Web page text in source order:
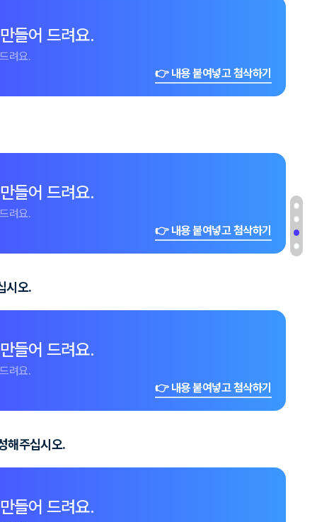
들어 드려요.
려요.
👉 내용 붙여넣고 첨삭하기
들어 드려요.
려요.
👉 내용 붙여넣고 첨삭하기
시오.
들어 드려요.
려요.
👉 내용 붙여넣고 첨삭하기
해주십시오.
들어 드려요.